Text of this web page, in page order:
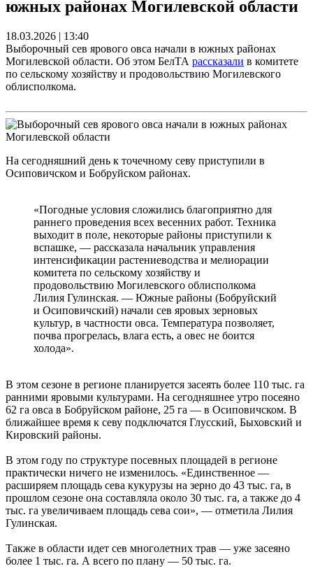
южных районах Могилевской области
18.03.2026 | 13:40
Выборочный сев ярового овса начали в южных районах
Могилевской области. Об этом БелТА рассказали в комитете
по сельскому хозяйству и продовольствию Могилевского
облисполкома.
На сегодняшний день к точечному севу приступили в
Осиповичском и Бобруйском районах.
«Погодные условия сложились благоприятно для
раннего проведения всех весенних работ. Техника
выходит в поле, некоторые районы приступили к
вспашке, — рассказала начальник управления
интенсификации растениеводства и мелиорации
комитета по сельскому хозяйству и
продовольствию Могилевского облисполкома
Лилия Гулинская. — Южные районы (Бобруйский
и Осиповичский) начали сев яровых зерновых
культур, в частности овса. Температура позволяет,
почва прогрелась, влага есть, а овес не боится
холода».
В этом сезоне в регионе планируется засеять более 110 тыс. га
ранними яровыми культурами. На сегодняшнее утро посеяно
62 га овса в Бобруйском районе, 25 га — в Осиповичском. В
ближайшее время к севу подключатся Глусский, Быховский и
Кировский районы.
В этом году по структуре посевных площадей в регионе
практически ничего не изменилось. «Единственное —
расширяем площадь сева кукурузы на зерно до 43 тыс. га, в
прошлом сезоне она составляла около 30 тыс. га, а также до 4
тыс. га увеличиваем площадь сева сои», — отметила Лилия
Гулинская.
Также в области идет сев многолетних трав — уже засеяно
более 1 тыс. га. А всего по плану — 50 тыс. га.